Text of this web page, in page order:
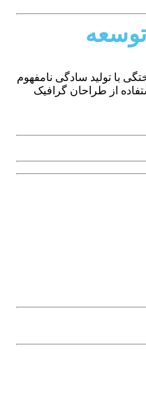
با تولید سادگی نامفهوم
از طراحان گرافیک